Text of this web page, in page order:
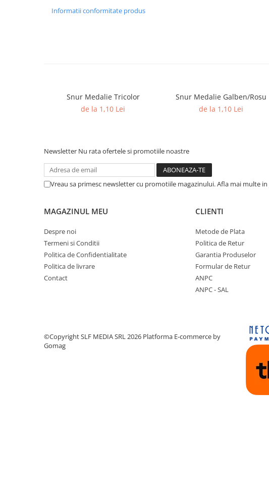
Personalizari Trofee
Accesorii Figurine
Figurine Outlet
Personalizari
Trofee Personalizate
Tematica Tricolor
Alte categorii
Columbofili
Informatii conformitate produs
Snur Medalie Tricolor
de la 1,10 Lei
Snur Medalie Galben/Rosu
de la 1,10 Lei
Newsletter Nu rata ofertele si promotiile noastre
Vreau sa primesc newsletter cu promotiile magazinului. Afla mai multe in
MAGAZINUL MEU
Despre noi
Termeni si Conditii
Politica de Confidentialitate
Politica de livrare
Contact
CLIENTI
Metode de Plata
Politica de Retur
Garantia Produselor
Formular de Retur
ANPC
ANPC - SAL
©Copyright SLF MEDIA SRL 2026 Platforma E-commerce by
Gomag